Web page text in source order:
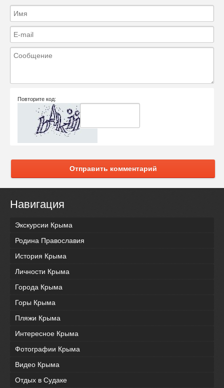
Повторите код:
Отправить комментарий
Навигация
Экскурсии Крыма
Родина Православия
История Крыма
Личности Крыма
Города Крыма
Горы Крыма
Пляжи Крыма
Интересное Крыма
Фотографии Крыма
Видео Крыма
Отдых в Судаке